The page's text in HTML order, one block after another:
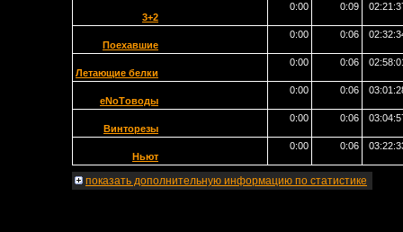
3+2
0:00 0:09
Поехавшие
0:00 0:06
Летающие белки
0:00 0:06
eNoTоводы
0:00 0:06
Винторезы
0:00 0:06
Ньют
0:00 0:06
показать дополнительную информацию по статистике